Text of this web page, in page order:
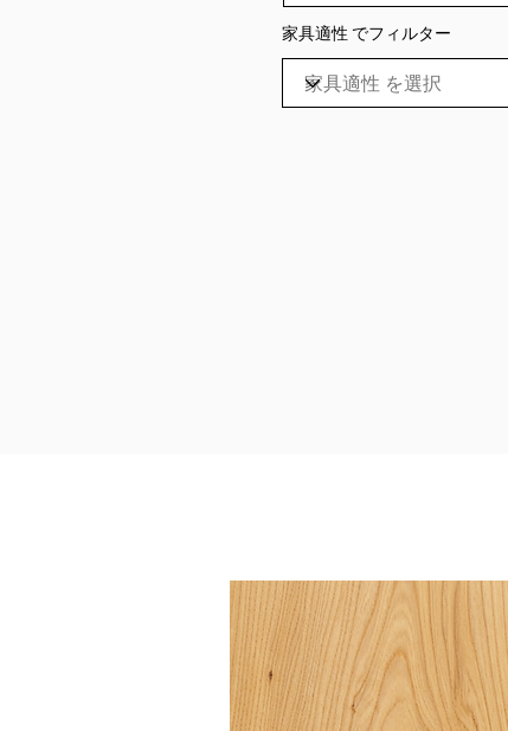
家具適性 でフィルター